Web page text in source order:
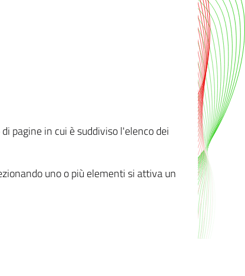
pagine in cui è suddiviso l'elenco dei
uno o più elementi si attiva un